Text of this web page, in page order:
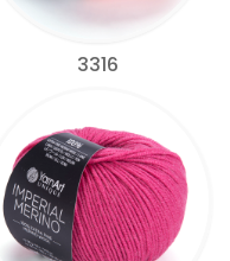
3316